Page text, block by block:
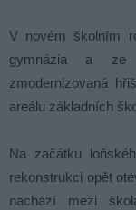
V novém školním
gymnázia a ze
zmodernizovaná
areálu základních
Na začátku
rekonstrukci opět
nachází mezi